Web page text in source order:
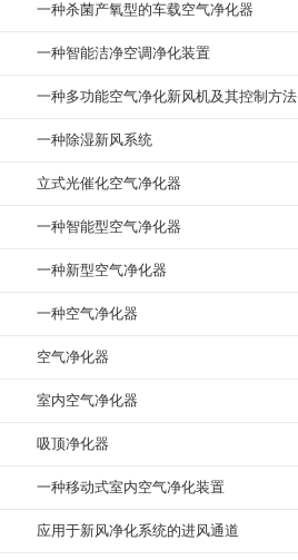
一种杀菌产氧型的车载空气净化器
一种智能洁净空调净化装置
一种多功能空气净化新风机及其控制方法
一种除湿新风系统
立式光催化空气净化器
一种智能型空气净化器
一种新型空气净化器
一种空气净化器
空气净化器
室内空气净化器
吸顶净化器
一种移动式室内空气净化装置
应用于新风净化系统的进风通道